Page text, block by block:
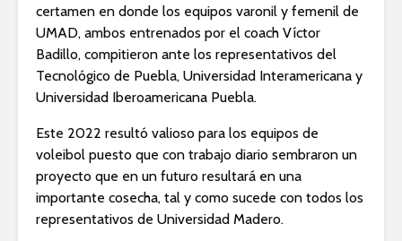
certamen en donde los equipos varonil y femenil de
UMAD, ambos entrenados por el coach Víctor
Badillo, compitieron ante los representativos del
Tecnológico de Puebla, Universidad Interamericana y
Universidad Iberoamericana Puebla.
Este 2022 resultó valioso para los equipos de
voleibol puesto que con trabajo diario sembraron un
proyecto que en un futuro resultará en una
importante cosecha, tal y como sucede con todos los
representativos de Universidad Madero.